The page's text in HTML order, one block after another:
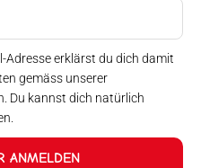
Adresse erklärst du dich damit
gemäss unserer
Du kannst dich natürlich
ANMELDEN